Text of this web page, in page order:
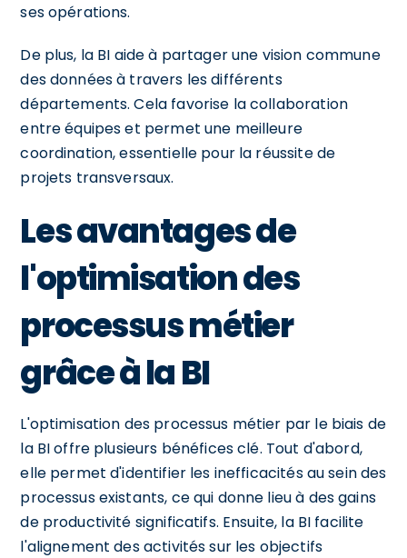
ses opérations.
De plus, la BI aide à partager une vision commune
des données à travers les différents
départements. Cela favorise la collaboration
entre équipes et permet une meilleure
coordination, essentielle pour la réussite de
projets transversaux.
Les avantages de
l'optimisation des
processus métier
grâce à la BI
L'optimisation des processus métier par le biais de
la BI offre plusieurs bénéfices clé. Tout d'abord,
elle permet d'identifier les inefficacités au sein des
processus existants, ce qui donne lieu à des gains
de productivité significatifs. Ensuite, la BI facilite
l'alignement des activités sur les objectifs